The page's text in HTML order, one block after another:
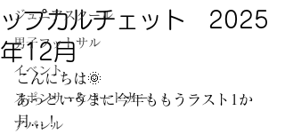
ジュニアスクール
男子フットサル
イベント
スポンサー&パートナー
アパレル
ップカルチェット 2025
年12月
こんにちは🌞
あっというまに今年ももうラスト1か
月…！